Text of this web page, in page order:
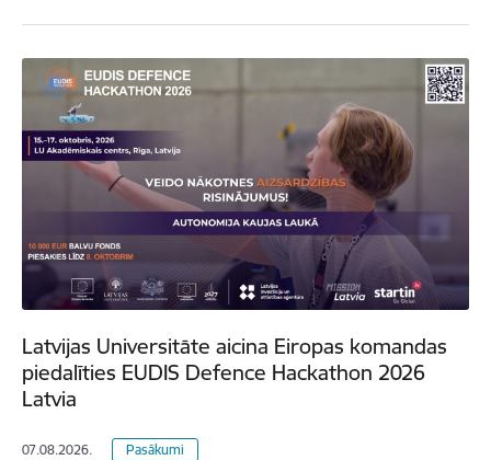
Latvijas Universitāte aicina Eiropas komandas
piedalīties EUDIS Defence Hackathon 2026
Latvia
07.08.2026. Pasākumi